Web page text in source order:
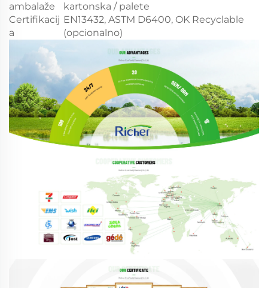
ambalaže
kartonska / palete
Certifikacij
a
EN13432, ASTM D6400, OK Recyclable
(opcionalno)